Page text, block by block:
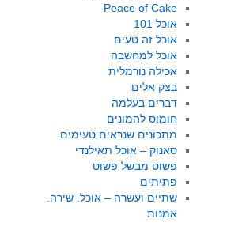
Peace of Cake
אוכל 101
אוכל זה טעים
אוכל למחשבה
אכילה נורמלית
בצק אלים
דברים בעלמה
חומוס להמונים
מתכונים שנראים טעימים
סאנוק – אוכל תאילנדי
פשוט מבשל פשוט
פתיתים
שתיים ועשרה – אוכל. שירה.
אמנות